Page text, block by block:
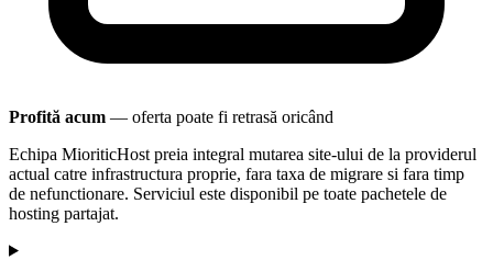
Profită acum — oferta poate fi retrasă oricând
Echipa MioriticHost preia integral mutarea site-ului de la providerul
actual catre infrastructura proprie, fara taxa de migrare si fara timp
de nefunctionare. Serviciul este disponibil pe toate pachetele de
hosting partajat.